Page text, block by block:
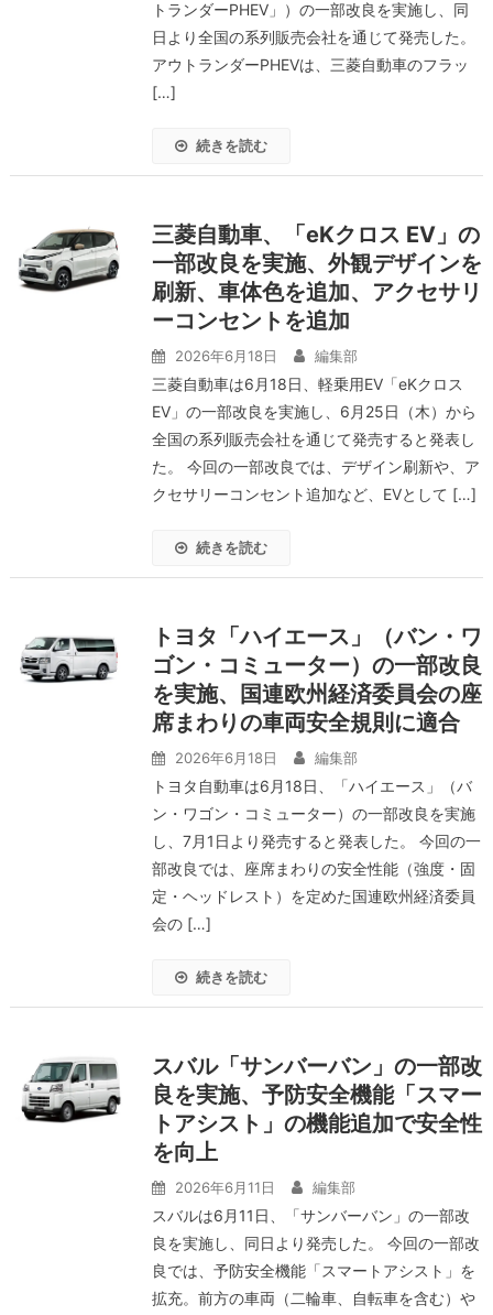
トランダーPHEV」）の一部改良を実施し、同
日より全国の系列販売会社を通じて発売した。
アウトランダーPHEVは、三菱自動車のフラッ
[…]
続きを読む
三菱自動車、「eKクロス EV」の
一部改良を実施、外観デザインを
刷新、車体色を追加、アクセサリ
ーコンセントを追加
2026年6月18日 編集部
三菱自動車は6月18日、軽乗用EV「eKクロス
EV」の一部改良を実施し、6月25日（木）から
全国の系列販売会社を通じて発売すると発表し
た。 今回の一部改良では、デザイン刷新や、ア
クセサリーコンセント追加など、EVとして […]
続きを読む
トヨタ「ハイエース」（バン・ワ
ゴン・コミューター）の一部改良
を実施、国連欧州経済委員会の座
席まわりの車両安全規則に適合
2026年6月18日 編集部
トヨタ自動車は6月18日、「ハイエース」（バ
ン・ワゴン・コミューター）の一部改良を実施
し、7月1日より発売すると発表した。 今回の一
部改良では、座席まわりの安全性能（強度・固
定・ヘッドレスト）を定めた国連欧州経済委員
会の […]
続きを読む
スバル「サンバーバン」の一部改
良を実施、予防安全機能「スマー
トアシスト」の機能追加で安全性
を向上
2026年6月11日 編集部
スバルは6月11日、「サンバーバン」の一部改
良を実施し、同日より発売した。 今回の一部改
良では、予防安全機能「スマートアシスト」を
拡充。前方の車両（二輪車、自転車を含む）や